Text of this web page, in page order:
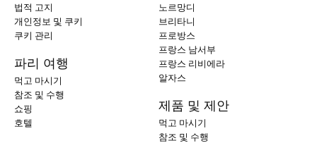
법적 고지
개인정보 및 쿠키
쿠키 관리
파리 여행
먹고 마시기
참조 및 수행
쇼핑
호텔
노르망디
브리타니
프로방스
프랑스 남서부
프랑스 리비에라
알자스
제품 및 제안
먹고 마시기
참조 및 수행